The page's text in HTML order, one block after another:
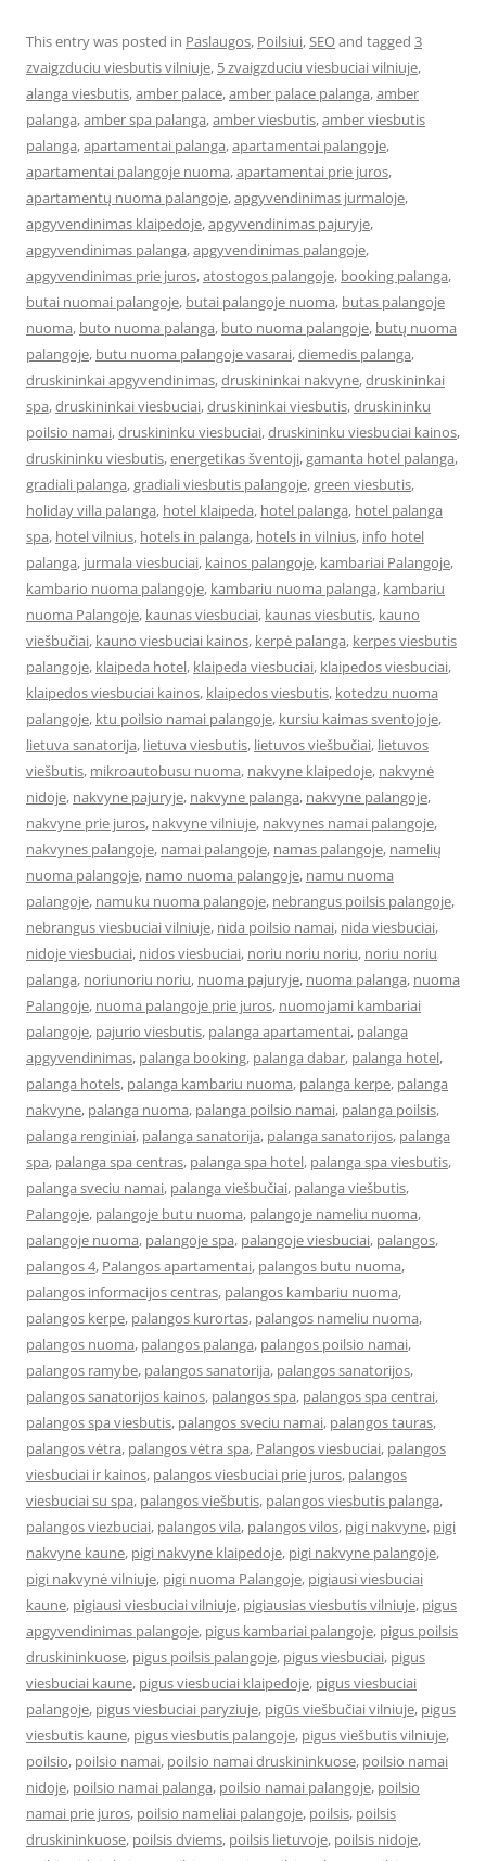
This entry was posted in Paslaugos, Poilsiui,SEOand tagged 3
zvaigzduciu viesbutis vilniuje, 5 zvaigzduciu viesbuciai vilniuje,
alanga viesbutis,amber palace,amber palace palanga,amber
palanga,amber spa palanga,amber viesbutis,amber viesbutis
palanga,apartamentai palanga,apartamentai palangoje,
apartamentai palangoje nuoma,apartamentai prie juros,
apartamentų nuoma palangoje,apgyvendinimas jurmaloje,
apgyvendinimas klaipedoje,apgyvendinimas pajuryje,
apgyvendinimas palanga,apgyvendinimas palangoje,
apgyvendinimas prie juros,atostogos palangoje, booking palanga,
butai nuomai palangoje, butai palangoje nuoma, butas palangoje
nuoma, buto nuoma palanga, buto nuoma palangoje, butų nuoma
palangoje, butu nuoma palangoje vasarai,diemedis palanga,
druskininkai apgyvendinimas,druskininkai nakvyne,druskininkai
spa,druskininkai viesbuciai,druskininkai viesbutis,druskininku
poilsio namai,druskininku viesbuciai,druskininku viesbuciai kainos,
druskininku viesbutis,energetikas šventoji,gamanta hotel palanga,
gradiali palanga,gradiali viesbutis palangoje,green viesbutis,
holiday villa palanga, hotel klaipeda, hotel palanga, hotel palanga
spa, hotel vilnius, hotels in palanga, hotels in vilnius, info hotel
palanga, jurmala viesbuciai, kainos palangoje, kambariai Palangoje,
kambario nuoma palangoje, kambariu nuoma palanga, kambariu
nuoma Palangoje, kaunas viesbuciai, kaunas viesbutis, kauno
viešbučiai, kauno viesbuciai kainos, kerpė palanga, kerpes viesbutis
palangoje, klaipeda hotel, klaipeda viesbuciai, klaipedos viesbuciai,
klaipedos viesbuciai kainos, klaipedos viesbutis, kotedzu nuoma
palangoje, ktu poilsio namai palangoje, kursiu kaimas sventojoje,
lietuva sanatorija, lietuva viesbutis, lietuvos viešbučiai, lietuvos
viešbutis, mikroautobusu nuoma, nakvyne klaipedoje, nakvynė
nidoje, nakvyne pajuryje, nakvyne palanga, nakvyne palangoje,
nakvyne prie juros, nakvyne vilniuje, nakvynes namai palangoje,
nakvynes palangoje, namai palangoje, namas palangoje, namelių
nuoma palangoje, namo nuoma palangoje, namu nuoma
palangoje, namuku nuoma palangoje, nebrangus poilsis palangoje,
nebrangus viesbuciai vilniuje, nida poilsio namai, nida viesbuciai,
nidoje viesbuciai, nidos viesbuciai, noriu noriu noriu, noriu noriu
palanga, noriunoriu noriu, nuoma pajuryje, nuoma palanga, nuoma
Palangoje, nuoma palangoje prie juros, nuomojami kambariai
palangoje, pajurio viesbutis, palanga apartamentai, palanga
apgyvendinimas, palanga booking, palanga dabar, palanga hotel,
palanga hotels, palanga kambariu nuoma, palanga kerpe, palanga
nakvyne, palanga nuoma, palanga poilsio namai, palanga poilsis,
palanga renginiai, palanga sanatorija, palanga sanatorijos, palanga
spa, palanga spa centras, palanga spa hotel, palanga spa viesbutis,
palanga sveciu namai, palanga viešbučiai, palanga viešbutis,
Palangoje, palangoje butu nuoma, palangoje nameliu nuoma,
palangoje nuoma, palangoje spa, palangoje viesbuciai, palangos,
palangos 4, Palangos apartamentai, palangos butu nuoma,
palangos informacijos centras, palangos kambariu nuoma,
palangos kerpe, palangos kurortas, palangos nameliu nuoma,
palangos nuoma, palangos palanga, palangos poilsio namai,
palangos ramybe, palangos sanatorija, palangos sanatorijos,
palangos sanatorijos kainos, palangos spa, palangos spa centrai,
palangos spa viesbutis, palangos sveciu namai, palangos tauras,
palangos vėtra, palangos vėtra spa, Palangos viesbuciai, palangos
viesbuciai ir kainos, palangos viesbuciai prie juros, palangos
viesbuciai su spa, palangos viešbutis, palangos viesbutis palanga,
palangos viezbuciai, palangos vila, palangos vilos, pigi nakvyne, pigi
nakvyne kaune, pigi nakvyne klaipedoje, pigi nakvyne palangoje,
pigi nakvynė vilniuje, pigi nuoma Palangoje, pigiausi viesbuciai
kaune, pigiausi viesbuciai vilniuje, pigiausias viesbutis vilniuje, pigus
apgyvendinimas palangoje, pigus kambariai palangoje, pigus poilsis
druskininkuose, pigus poilsis palangoje, pigus viesbuciai, pigus
viesbuciai kaune, pigus viesbuciai klaipedoje, pigus viesbuciai
palangoje, pigus viesbuciai paryziuje, pigūs viešbučiai vilniuje, pigus
viesbutis kaune, pigus viesbutis palangoje, pigus viešbutis vilniuje,
poilsio, poilsio namai, poilsio namai druskininkuose, poilsio namai
nidoje, poilsio namai palanga, poilsio namai palangoje, poilsio
namai prie juros, poilsio nameliai palangoje, poilsis, poilsis
druskininkuose, poilsis dviems, poilsis lietuvoje, poilsis nidoje,